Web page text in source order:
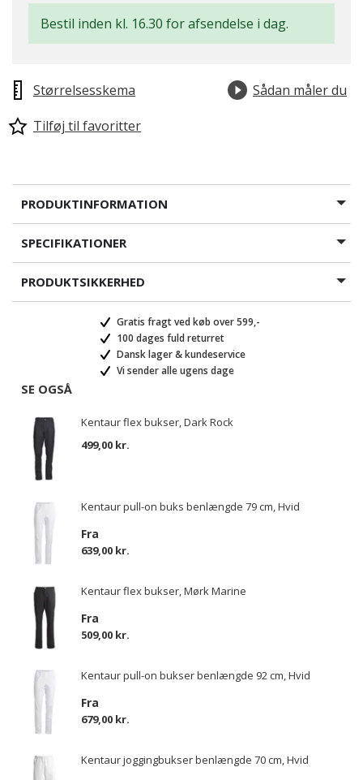
Bestil inden kl. 16.30 for afsendelse i dag.
Størrelsesskema
Sådan måler du
Tilføj til favoritter
PRODUKTINFORMATION
SPECIFIKATIONER
PRODUKTSIKKERHED
Gratis fragt ved køb over 599,-
100 dages fuld returret
Dansk lager & kundeservice
Vi sender alle ugens dage
SE OGSÅ
Kentaur flex bukser, Dark Rock
499,00 kr.
Kentaur pull-on buks benlængde 79 cm, Hvid
Fra
639,00 kr.
Kentaur flex bukser, Mørk Marine
Fra
509,00 kr.
Kentaur pull-on bukser benlængde 92 cm, Hvid
Fra
679,00 kr.
Kentaur joggingbukser benlængde 70 cm, Hvid